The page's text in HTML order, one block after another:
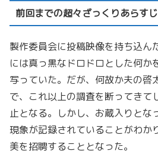
前回までの超々ざっくりあらすじ
製作委員会に投稿映像を持ち込ん
には真っ黒なドロドロとした何か
写っていた。だが、何故か夫の啓
で、これ以上の調査を断ってきて
止となる。しかし、お蔵入りとな
現象が記録されていることがわか
美を招聘することとなった。